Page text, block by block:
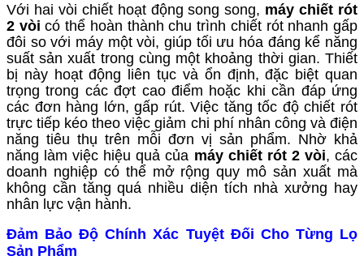
Với hai vòi chiết hoạt động song song, máy chiết rót
2 vòi có thể hoàn thành chu trình chiết rót nhanh gấp
đôi so với máy một vòi, giúp tối ưu hóa đáng kể năng
suất sản xuất trong cùng một khoảng thời gian. Thiết
bị này hoạt động liên tục và ổn định, đặc biệt quan
trọng trong các đợt cao điểm hoặc khi cần đáp ứng
các đơn hàng lớn, gấp rút. Việc tăng tốc độ chiết rót
trực tiếp kéo theo việc giảm chi phí nhân công và điện
năng tiêu thụ trên mỗi đơn vị sản phẩm. Nhờ khả
năng làm việc hiệu quả của máy chiết rót 2 vòi, các
doanh nghiệp có thể mở rộng quy mô sản xuất mà
không cần tăng quá nhiều diện tích nhà xưởng hay
nhân lực vận hành.
Đảm Bảo Độ Chính Xác Tuyệt Đối Cho Từng Lọ
Sản Phẩm